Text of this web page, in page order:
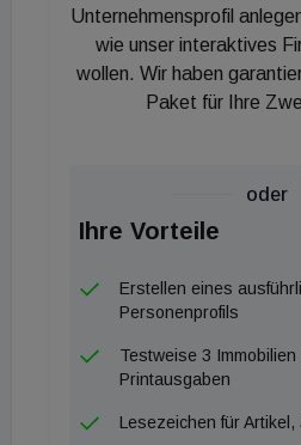
Bewegung hin: Nahezu jedes
plant in den kommenden
Ausgaben für digitale
stehen
und anhaltender Kostendruck
Rahmenbedingungen. Viele
vor der Aufgabe, ihre
anzupassen, Prozesse zu
Kompetenzen aufzubauen.
Unternehmensprofil
wie unser interaktives
wollen. Wir haben
Paket für Ihre
oder
Ihre Vorteile
Erstellen eines
Personenprofils
Testweise 3 Immobilien
Printausgaben
Lesezeichen für